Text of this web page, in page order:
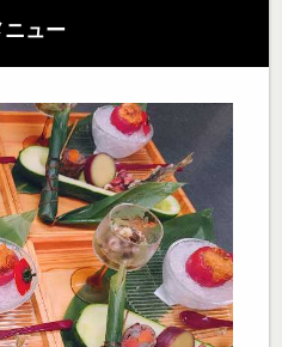
ニュー